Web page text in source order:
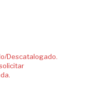
Descatalogado.